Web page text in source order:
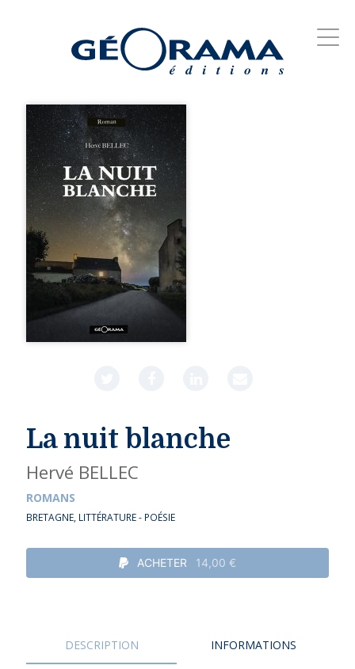
La nuit blanche
Hervé BELLEC
ROMANS
BRETAGNE, LITTÉRATURE - POÉSIE
ACHETER 14,00 €
DESCRIPTION INFORMATIONS